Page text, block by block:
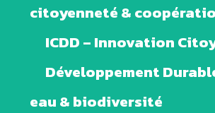
citoyenneté &
ICDD – Innovation
Développement
eau & biodiversité